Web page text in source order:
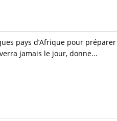
pays d’Afrique pour
jamais le jour, donne...